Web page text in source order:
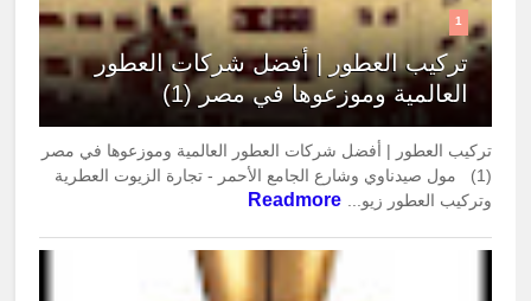
1
تركيب العطور | أفضل شركات العطور
العالمية وموزعوها في مصر (1)
تركيب العطور | أفضل شركات العطور العالمية وموزعوها في مصر
(1) مول صيدناوي وشارع الجامع الأحمر - تجارة الزيوت العطرية
وتركيب العطور زيو...
Readmore